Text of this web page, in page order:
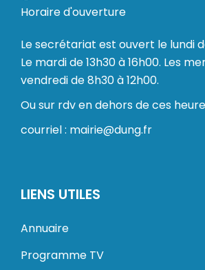
Horaire d'ouverture
Le secrétariat est ouvert le lundi
Le mardi de 13h30 à 16h00. Les
vendredi de 8h30 à 12h00.
Ou sur rdv en dehors de ces
courriel : mairie@dung.fr
LIENS UTILES
Annuaire
Programme TV